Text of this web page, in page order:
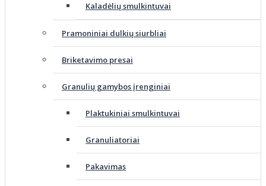
Kaladėlių smulkintuvai
Pramoniniai dulkių siurbliai
Briketavimo presai
Granulių gamybos įrenginiai
Plaktukiniai smulkintuvai
Granuliatoriai
Pakavimas